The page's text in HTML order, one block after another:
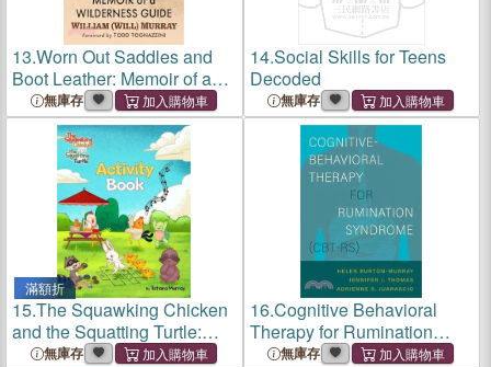
13.Worn Out Saddles and
Boot Leather: Memoir of a
Wilderness Guide
無庫存
14.Social Skills for Teens
Decoded
無庫存
滿額折
15.The Squawking Chicken
and the Squatting Turtle:
Activity Book
無庫存
16.Cognitive Behavioral
Therapy for Rumination
Disorder
無庫存